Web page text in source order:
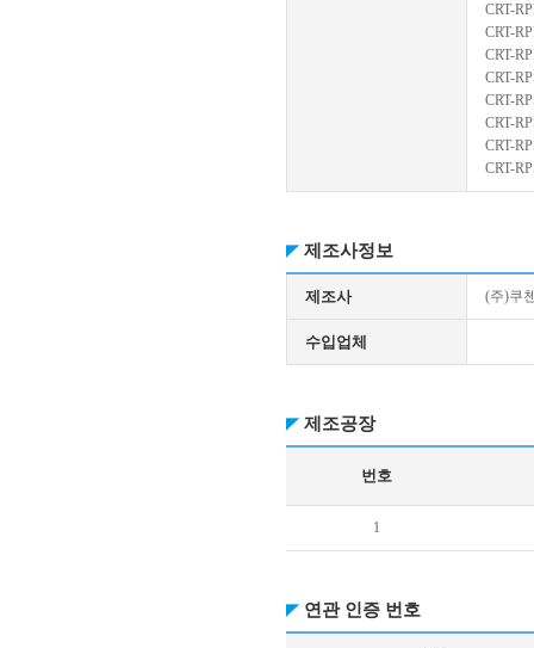
CRT-
CRT-
CRT-
CRT-
CRT-
CRT-
CRT-
CRT-
제조사정보
제조사 (주)쿠
수입업체
제조공장
번호
1
연관 인증 번호